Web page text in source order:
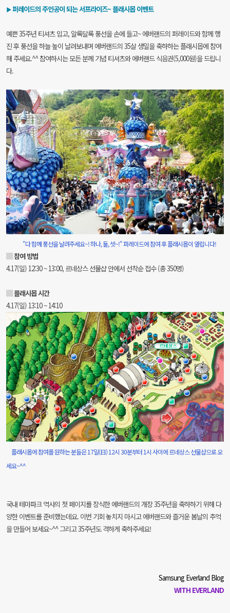
▶퍼레이드의 주인공이 되는 서프라이즈~ 플래시몹 이벤트
예쁜 35주년 티셔츠 입고, 알록달록 풍선을 손에 들고~에버랜드의 퍼레이드와 함께 행
진 후 풍선을 하늘 높이 날려보내며 에버랜드의 35살 생일을 축하하는 플래시몹에 참여
해 주세요.^^참여하시는 모든 분께 기념 티셔츠와 에버랜드 식음권(5,000원)을 드립니
다.
"다 함께 풍선을 날려주세요~! 하나, 둘, 셋~!" 퍼레이드에 참여 후 플래시몹이 열립니다!
▒참여 방법
4.17(일) 12:30 ~ 13:00, 르네상스 선물샵 안에서 선착순 접수 (총 350명)
▒플래시몹 시간
4.17(일) 13:10 ~ 14:10
플래시몹에 참여를 원하는 분들은 17일(日) 12시 30분부터 1시 사이에 르네상스 선물샵으로 오
세요~^^
국내 테마파크 역사의 첫 페이지를 장식한 에버랜드의 개장 35주년을 축하하기 위해 다
양한 이벤트를 준비했는데요. 이번 기회 놓치지 마시고 에버랜드와 즐거운 봄날의 추억
을 만들어 보세요~^^ 그리고 35주년도 격하게 축하주세요!
Samsung Everland Blog
WITH EVERLAND